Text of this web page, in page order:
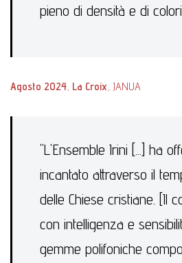
pieno di densità e di
Agosto 2024 La Croix , JANUA
"L'Ensemble Irini [...] ha
incantato attraverso il
delle Chiese cristiane. [Il
con intelligenza e
gemme polifoniche